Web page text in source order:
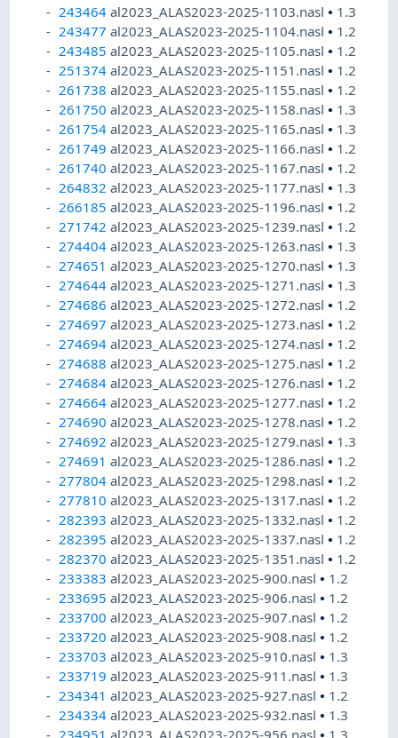
243464 al2023_ALAS2023-2025-1103.nasl• 1.3
243477 al2023_ALAS2023-2025-1104.nasl• 1.2
243485 al2023_ALAS2023-2025-1105.nasl• 1.2
251374 al2023_ALAS2023-2025-1151.nasl• 1.2
261738 al2023_ALAS2023-2025-1155.nasl• 1.2
261750 al2023_ALAS2023-2025-1158.nasl• 1.3
261754 al2023_ALAS2023-2025-1165.nasl• 1.3
261749 al2023_ALAS2023-2025-1166.nasl• 1.2
261740 al2023_ALAS2023-2025-1167.nasl• 1.2
264832 al2023_ALAS2023-2025-1177.nasl• 1.3
266185 al2023_ALAS2023-2025-1196.nasl• 1.2
271742 al2023_ALAS2023-2025-1239.nasl• 1.2
274404 al2023_ALAS2023-2025-1263.nasl• 1.3
274651 al2023_ALAS2023-2025-1270.nasl• 1.3
274644 al2023_ALAS2023-2025-1271.nasl• 1.3
274686 al2023_ALAS2023-2025-1272.nasl• 1.2
274697 al2023_ALAS2023-2025-1273.nasl• 1.2
274694 al2023_ALAS2023-2025-1274.nasl• 1.2
274688 al2023_ALAS2023-2025-1275.nasl• 1.2
274684 al2023_ALAS2023-2025-1276.nasl• 1.2
274664 al2023_ALAS2023-2025-1277.nasl• 1.2
274690 al2023_ALAS2023-2025-1278.nasl• 1.2
274692 al2023_ALAS2023-2025-1279.nasl• 1.3
274691 al2023_ALAS2023-2025-1286.nasl• 1.2
277804 al2023_ALAS2023-2025-1298.nasl• 1.2
277810 al2023_ALAS2023-2025-1317.nasl• 1.2
282393 al2023_ALAS2023-2025-1332.nasl• 1.2
282395 al2023_ALAS2023-2025-1337.nasl• 1.2
282370 al2023_ALAS2023-2025-1351.nasl• 1.2
233383 al2023_ALAS2023-2025-900.nasl• 1.2
233695 al2023_ALAS2023-2025-906.nasl• 1.2
233700 al2023_ALAS2023-2025-907.nasl• 1.2
233720 al2023_ALAS2023-2025-908.nasl• 1.2
233703 al2023_ALAS2023-2025-910.nasl• 1.3
233719 al2023_ALAS2023-2025-911.nasl• 1.3
234341 al2023_ALAS2023-2025-927.nasl• 1.2
234334 al2023_ALAS2023-2025-932.nasl• 1.3